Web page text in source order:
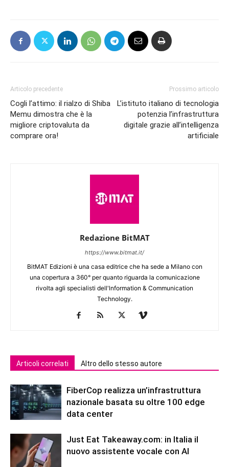
Articolo precedente
Cogli l’attimo: il rialzo di Shiba
Memu dimostra che è la
migliore criptovaluta da
comprare ora!
Prossimo articolo
L’istituto italiano di tecnologia
potenzia l’infrastruttura
digitale grazie all’intelligenza
artificiale
Redazione BitMAT
https://www.bitmat.it/
BitMAT Edizioni è una casa editrice che ha sede a Milano con
una copertura a 360° per quanto riguarda la comunicazione
rivolta agli specialisti dell'lnformation & Communication
Technology.
Articoli correlati Altro dello stesso autore
FiberCop realizza un’infrastruttura
nazionale basata su oltre 100 edge
data center
Just Eat Takeaway.com: in Italia il
nuovo assistente vocale con AI